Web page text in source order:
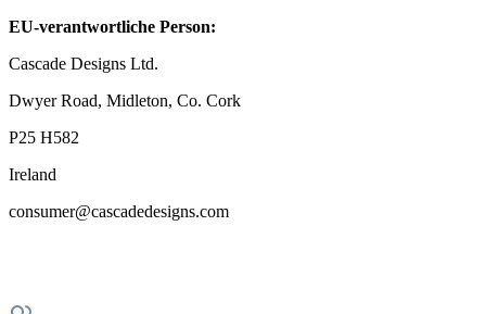
EU-verantwortliche Person:
Cascade Designs Ltd.
Dwyer Road, Midleton, Co. Cork
P25 H582
Ireland
consumer@cascadedesigns.com